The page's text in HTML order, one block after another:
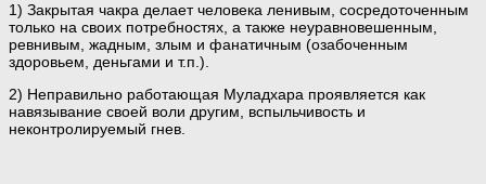
1) Закрытая чакра делает человека ленивым, сосредоточенным
только на своих потребностях, а также неуравновешенным,
ревнивым, жадным, злым и фанатичным (озабоченным
здоровьем, деньгами и т.п.).
2) Неправильно работающая Муладхара проявляется как
навязывание своей воли другим, вспыльчивость и
неконтролируемый гнев.